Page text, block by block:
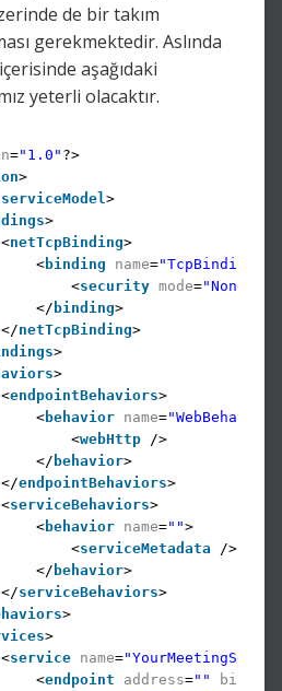
de bir takım
gerekmektedir. Aslında
aşağıdaki
yeterli olacaktır.
="1.0" ?>
>
>
>
<netTcpBinding>
<binding name=
<security mode="None"
</ binding>
</netTcpBinding>
>
>
<endpointBehaviors>
<behavior name="WebBehavior"
<webHttp
/>
</ behavior>
</endpointBehaviors>
<serviceBehaviors>
<behavior name="">
<serviceMetadata
/>
</ behavior>
</serviceBehaviors>
>
>
<service name=
<endpoint address="" binding